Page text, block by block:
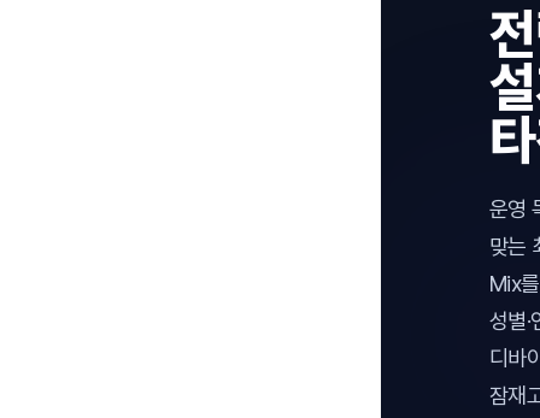
운영
맞는
Mix
성별·
디바
잠재